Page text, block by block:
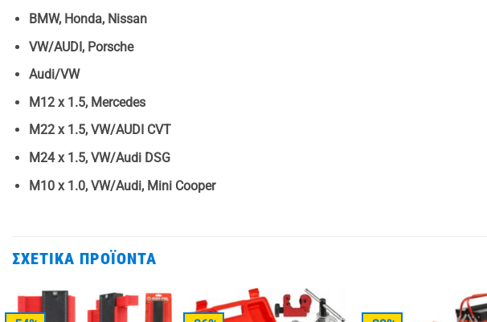
BMW, Honda, Nissan
VW/AUDI, Porsche
Audi/VW
M12 x 1.5, Mercedes
M22 x 1.5, VW/AUDI CVT
M24 x 1.5, VW/Audi DSG
M10 x 1.0, VW/Audi, Mini Cooper
ΣΧΕΤΙΚΆ ΠΡΟΪΌΝΤΑ